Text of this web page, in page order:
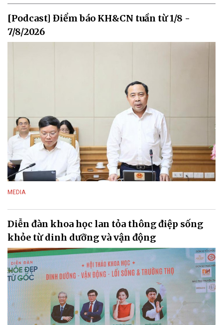
[Podcast] Điểm báo KH&CN tuần từ 1/8 -
7/8/2026
MEDIA
Diễn đàn khoa học lan tỏa thông điệp sống
khỏe từ dinh dưỡng và vận động